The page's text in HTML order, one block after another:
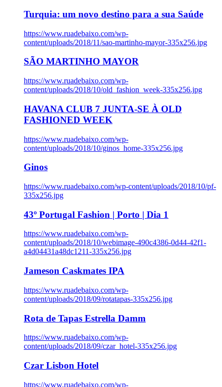
Turquia: um novo destino para a sua Saúde
https://www.ruadebaixo.com/wp-
content/uploads/2018/11/sao-martinho-mayor-335x256.jpg
SÃO MARTINHO MAYOR
https://www.ruadebaixo.com/wp-
content/uploads/2018/10/old_fashion_week-335x256.jpg
HAVANA CLUB 7 JUNTA-SE À OLD
FASHIONED WEEK
https://www.ruadebaixo.com/wp-
content/uploads/2018/10/ginos_home-335x256.jpg
Ginos
https://www.ruadebaixo.com/wp-content/uploads/2018/10/pf-
335x256.jpg
43º Portugal Fashion | Porto | Dia 1
https://www.ruadebaixo.com/wp-
content/uploads/2018/10/webimage-490c4386-0d44-42f1-
a4d04431a48dc1211-335x256.jpg
Jameson Caskmates IPA
https://www.ruadebaixo.com/wp-
content/uploads/2018/09/rotatapas-335x256.jpg
Rota de Tapas Estrella Damm
https://www.ruadebaixo.com/wp-
content/uploads/2018/09/czar_hotel-335x256.jpg
Czar Lisbon Hotel
https://www.ruadebaixo.com/wp-